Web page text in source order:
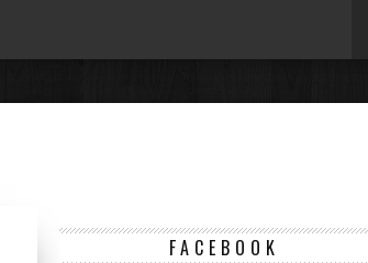
FACEBOOK